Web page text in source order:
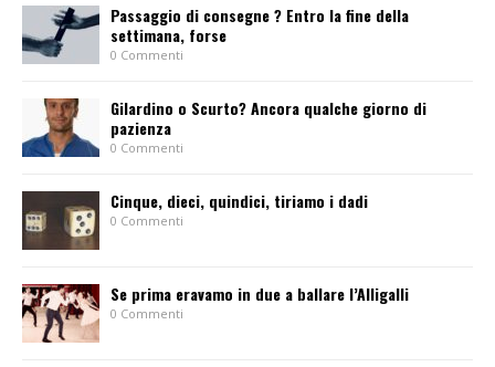
Passaggio di consegne ? Entro la fine della
settimana, forse
0 Commenti
Gilardino o Scurto? Ancora qualche giorno di
pazienza
0 Commenti
Cinque, dieci, quindici, tiriamo i dadi
0 Commenti
Se prima eravamo in due a ballare l’Alligalli
0 Commenti